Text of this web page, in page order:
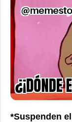
*Suspenden